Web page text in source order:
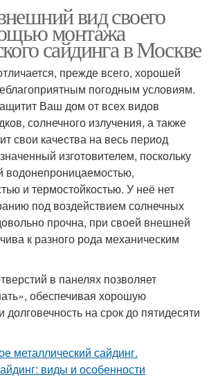
вид своего
монтажа
сайдинга в Москве
прежде всего, хорошей
погодным условиям.
Ваш дом от всех видов
солнечного излучения, а также
свои качества на весь период
изготовителем, поскольку
водонепроницаемостью,
и термостойкостью. У неё нет
под воздействием солнечных
прочна, при своей внешней
к разного рода механическим
в панелях позволяет
обеспечивая хорошую
долговечность на срок до пятидесяти